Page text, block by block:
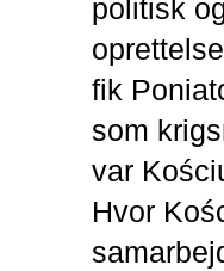
politisk
fik
som
var
Hvor